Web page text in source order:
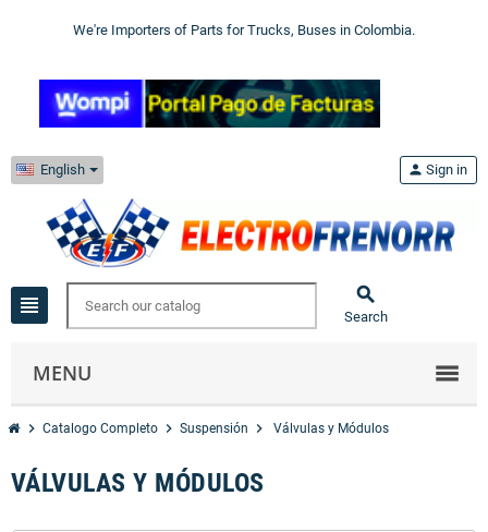
We're Importers of Parts for Trucks, Buses in Colombia.
English
view_headline 
Search
person Sign in
MENU
chevron_right Catalogo Completo chevron_right Suspensión chevron_right Válvulas y Módulos
VÁLVULAS Y MÓDULOS